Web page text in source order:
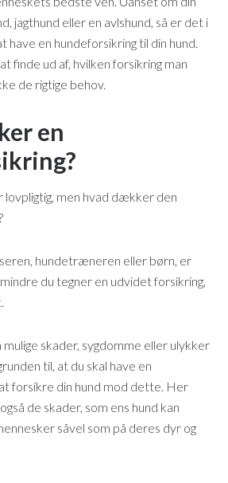
jagthund eller en avlshund, så er det i
have en hundeforsikring til din hund.
finde ud af, hvilken forsikring man
de rigtige behov.
en
lovpligtig, men hvad dækker den
hundetræneren eller børn, er
du tegner en udvidet forsikring,
skader, sygdomme eller ulykker
til, at du skal have en
forsikre din hund mod dette. Her
de skader, som ens hund kan
såvel som på deres dyr og